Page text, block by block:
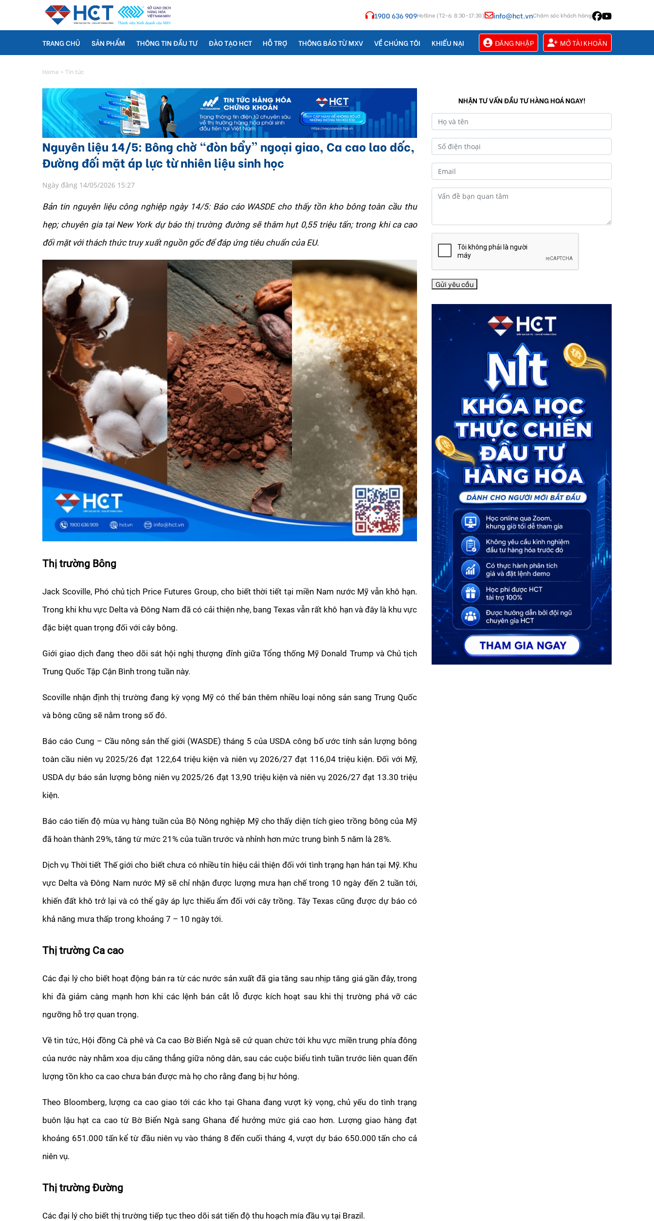
1900 636 909Hotline (T2–6: 8:30–17:30) info@hct.vnChăm sóc khách hàng
TRANG CHỦ SẢN PHẨM THÔNG TIN ĐẦU TƯ ĐÀO TẠO HCT HỖ TRỢ THÔNG BÁO TỪ MXV VỀ CHÚNG TÔI KHIẾU NẠI ĐĂNG NHẬP MỞ TÀI KHOẢN
Home > Tin tức
Nguyên liệu 14/5: Bông chờ “đòn bẩy” ngoại giao, Ca cao lao dốc,
Đường đối mặt áp lực từ nhiên liệu sinh học
Ngày đăng 14/05/2026 15:27
Bản tin nguyên liệu công nghiệp ngày 14/5: Báo cáo WASDE cho thấy tồn kho bông toàn cầu thu
hẹp; chuyên gia tại New York dự báo thị trường đường sẽ thâm hụt 0,55 triệu tấn; trong khi ca cao
đối mặt với thách thức truy xuất nguồn gốc để đáp ứng tiêu chuẩn của EU.
Thị trường Bông
Jack Scoville, Phó chủ tịch Price Futures Group, cho biết thời tiết tại miền Nam nước Mỹ vẫn khô hạn.
Trong khi khu vực Delta và Đông Nam đã có cải thiện nhẹ, bang Texas vẫn rất khô hạn và đây là khu vực
đặc biệt quan trọng đối với cây bông.
Giới giao dịch đang theo dõi sát hội nghị thượng đỉnh giữa Tổng thống Mỹ Donald Trump và Chủ tịch
Trung Quốc Tập Cận Bình trong tuần này.
Scoville nhận định thị trường đang kỳ vọng Mỹ có thể bán thêm nhiều loại nông sản sang Trung Quốc
và bông cũng sẽ nằm trong số đó.
Báo cáo Cung – Cầu nông sản thế giới (WASDE) tháng 5 của USDA công bố ước tính sản lượng bông
toàn cầu niên vụ 2025/26 đạt 122,64 triệu kiện và niên vụ 2026/27 đạt 116,04 triệu kiện. Đối với Mỹ,
USDA dự báo sản lượng bông niên vụ 2025/26 đạt 13,90 triệu kiện và niên vụ 2026/27 đạt 13.30 triệu
kiện.
Báo cáo tiến độ mùa vụ hàng tuần của Bộ Nông nghiệp Mỹ cho thấy diện tích gieo trồng bông của Mỹ
đã hoàn thành 29%, tăng từ mức 21% của tuần trước và nhỉnh hơn mức trung bình 5 năm là 28%.
Dịch vụ Thời tiết Thế giới cho biết chưa có nhiều tín hiệu cải thiện đối với tình trạng hạn hán tại Mỹ. Khu
vực Delta và Đông Nam nước Mỹ sẽ chỉ nhận được lượng mưa hạn chế trong 10 ngày đến 2 tuần tới,
khiến đất khô trở lại và có thể gây áp lực thiếu ẩm đối với cây trồng. Tây Texas cũng được dự báo có
khả năng mưa thấp trong khoảng 7 – 10 ngày tới.
Thị trường Ca cao
Các đại lý cho biết hoạt động bán ra từ các nước sản xuất đã gia tăng sau nhịp tăng giá gần đây, trong
khi đà giảm càng mạnh hơn khi các lệnh bán cắt lỗ được kích hoạt sau khi thị trường phá vỡ các
ngưỡng hỗ trợ quan trọng.
Về tin tức, Hội đồng Cà phê và Ca cao Bờ Biển Ngà sẽ cử quan chức tới khu vực miền trung phía đông
của nước này nhằm xoa dịu căng thẳng giữa nông dân, sau các cuộc biểu tình tuần trước liên quan đến
lượng tồn kho ca cao chưa bán được mà họ cho rằng đang bị hư hỏng.
Theo Bloomberg, lượng ca cao giao tới các kho tại Ghana đang vượt kỳ vọng, chủ yếu do tình trạng
buôn lậu hạt ca cao từ Bờ Biển Ngà sang Ghana để hưởng mức giá cao hơn. Lượng giao hàng đạt
khoảng 651.000 tấn kể từ đầu niên vụ vào tháng 8 đến cuối tháng 4, vượt dự báo 650.000 tấn cho cả
niên vụ.
Thị trường Đường
Các đại lý cho biết thị trường tiếp tục theo dõi sát tiến độ thu hoạch mía đầu vụ tại Brazil.
NHẬN TƯ VẤN ĐẦU TƯ HÀNG HOÁ NGAY!
Gửi yêu cầu